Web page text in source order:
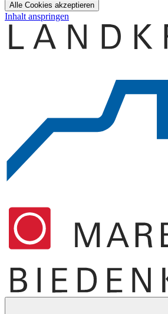
Alle Cookies akzeptieren
Inhalt anspringen